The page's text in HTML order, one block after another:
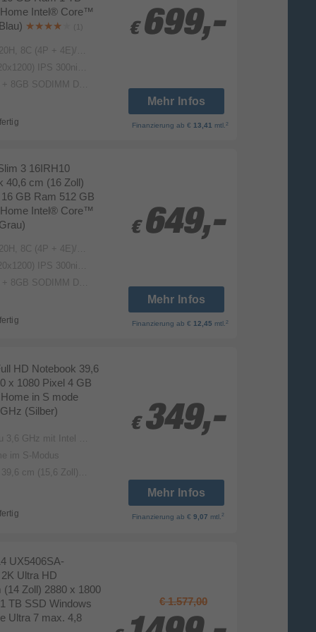
€ 699,-
€ 699,-
Intel® Core™
(1)
4.6GHz, E-core up to 3.4GHz, 12MB Intel Smart Cache
300nits 45% NTSC 60Hz
SODIMM DDR5-4800
Mehr Infos
Finanzierung ab € 13,41 mtl. 2
€ 649,-
€ 649,-
3 16IRH10
40,6 cm (16 Zoll)
GB Ram 512 GB
Intel® Core™
4.6GHz, E-core up to 3.4GHz, 12MB Intel Smart Cache
300nits 45% NTSC 60Hz
SODIMM DDR5-4800
Mehr Infos
Finanzierung ab € 12,45 mtl. 2
€ 349,-
€ 349,-
HD Notebook 39,6
x 1080 Pixel 4 GB
in S mode
(Silber)
Technologie, 6 MB L3-Cache, 4 Kerne, 4 Threads)
im S-Modus
(15,6 Zoll) Diagonale
Mehr Infos
Finanzierung ab € 9,07 mtl. 2
€ 1.577,00
UX5406SA-
Ultra HD
Zoll) 2880 x 1800
TB SSD Windows
Ultra 7 max. 4,8